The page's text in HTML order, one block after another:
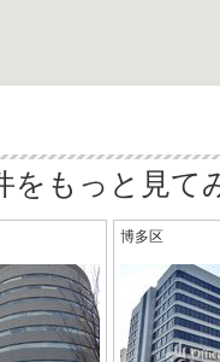
をもっと見て
博多区